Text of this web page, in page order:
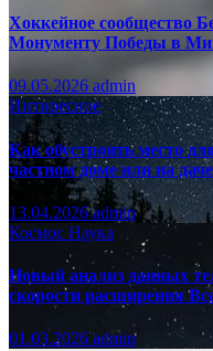
Хоккейное сообщество
Монументу Победы в
09.05.2026 admin
Интиресное
Как обустроить место
частном доме или на даче
13.04.2026admin
Космос Наука
Новый анализ данных
скорости расширения
01.03.2026admin